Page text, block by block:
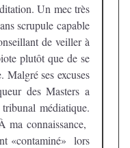
Un mec très
scrupule capable
de veiller à
plutôt que de se
Malgré ses excuses
des Masters a
médiatique.
ma connaissance,
«contaminé» lors